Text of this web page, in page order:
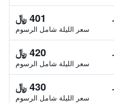
401 ﷼
سعر الليلة شامل الرسوم
420 ﷼
سعر الليلة شامل الرسوم
430 ﷼
سعر الليلة شامل الرسوم